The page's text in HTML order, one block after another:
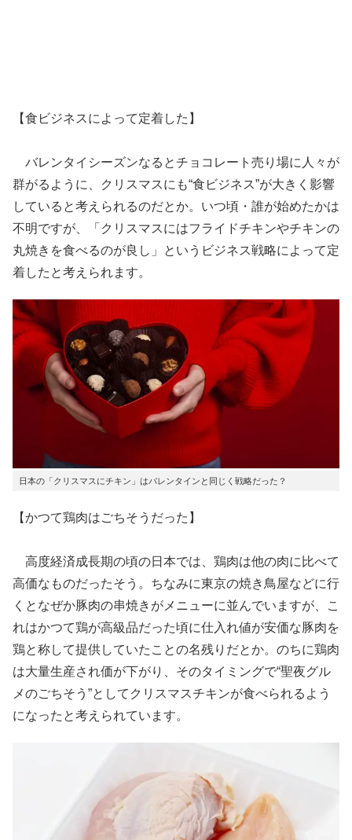
【食ビジネスによって定着した】
バレンタイシーズンなるとチョコレート売り場に人々が
群がるように、クリスマスにも“食ビジネス”が大きく影響
していると考えられるのだとか。いつ頃・誰が始めたかは
不明ですが、「クリスマスにはフライドチキンやチキンの
丸焼きを食べるのが良し」というビジネス戦略によって定
着したと考えられます。
日本の「クリスマスにチキン」はバレンタインと同じく戦略だった？
【かつて鶏肉はごちそうだった】
高度経済成長期の頃の日本では、鶏肉は他の肉に比べて
高価なものだったそう。ちなみに東京の焼き鳥屋などに行
くとなぜか豚肉の串焼きがメニューに並んでいますが、こ
れはかつて鶏が高級品だった頃に仕入れ値が安価な豚肉を
鶏と称して提供していたことの名残りだとか。のちに鶏肉
は大量生産され価が下がり、そのタイミングで“聖夜グル
メのごちそう”としてクリスマスチキンが食べられるよう
になったと考えられています。